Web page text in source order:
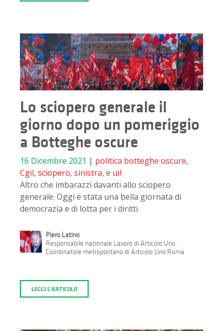
Lo sciopero generale il
giorno dopo un pomeriggio
a Botteghe oscure
16 Dicembre 2021 | politica botteghe oscure,
Cgil, sciopero, sinistra, e uil
Altro che imbarazzi davanti allo sciopero
generale. Oggi è stata una bella giornata di
democrazia e di lotta per i diritti.
Piero Latino
Responsabile nazionale Lavoro di Articolo Uno.
Coordinatore metropolitano di Articolo Uno Roma
LEGGI L'ARTICOLO